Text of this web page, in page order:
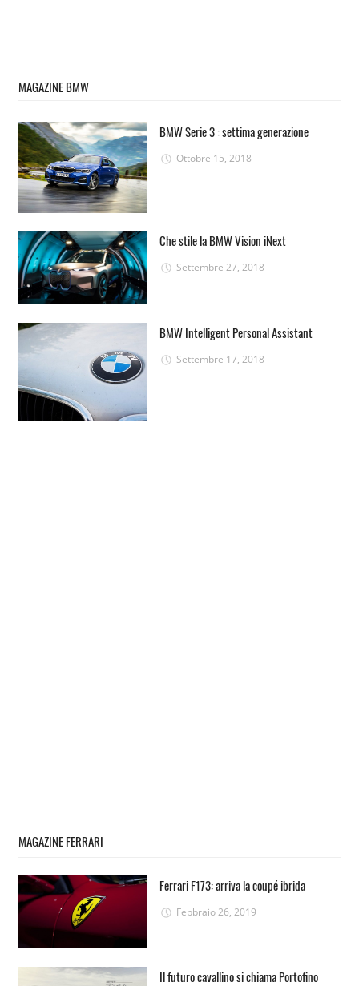
MAGAZINE BMW
BMW Serie 3 : settima generazione
Ottobre 15, 2018
Che stile la BMW Vision iNext
Settembre 27, 2018
BMW Intelligent Personal Assistant
Settembre 17, 2018
MAGAZINE FERRARI
Ferrari F173: arriva la coupé ibrida
Febbraio 26, 2019
Il futuro cavallino si chiama Portofino